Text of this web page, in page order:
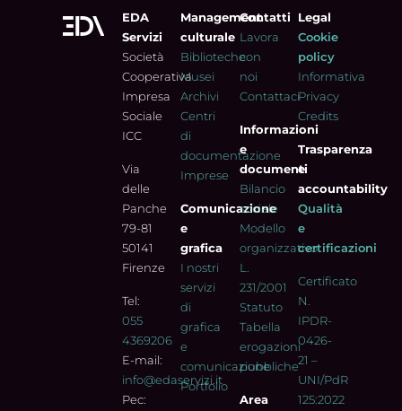
EDA
Servizi
Società
Cooperativa
Impresa
Sociale
ICC
Via
delle
Panche
79-81
50141
Firenze
Tel:
055
4369206
E-mail:
info@edaservizi.it
Pec:
Management
culturale
Biblioteche
Musei
Archivi
Centri
di
documentazione
Imprese
Comunicazione
e
grafica
I nostri
servizi
di
grafica
e
comunicazione
Portfolio
Contatti
Lavora
con
noi
Contattaci
Informazioni
e
documenti
Bilancio
sociale
Modello
organizzativo
L.
231/2001
Statuto
Tabella
erogazioni
pubbliche
Area
Legal
Cookie
policy
Informativa
Privacy
Credits
Trasparenza
e
accountability
Qualità
e
certificazioni
Certificato
N.
IPDR-
0426-
21 –
UNI/PdR
125:2022